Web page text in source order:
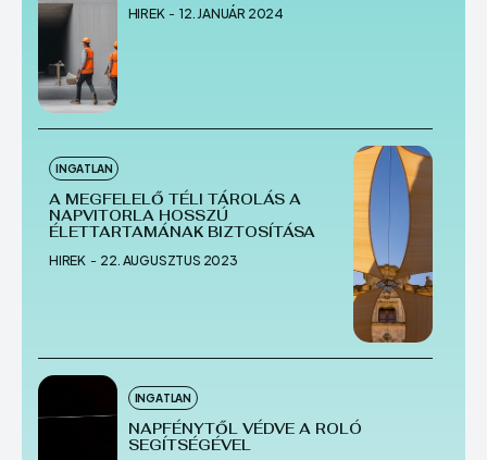
SZOLGÁLTATÁS
VÁLLALKOZÁS
Echo
Copyright © Newspaper Theme.
SZOLGÁLTATÁS
VÁLLALKOZÁS
Echo
Copyright © Newspaper Theme.
HIREK - 12. JANUÁR 2024
INGATLAN
A MEGFELELŐ TÉLI TÁROLÁS A
NAPVITORLA HOSSZÚ
ÉLETTARTAMÁNAK BIZTOSÍTÁSA
HIREK - 22. AUGUSZTUS 2023
INGATLAN
NAPFÉNYTŐL VÉDVE A ROLÓ
SEGÍTSÉGÉVEL